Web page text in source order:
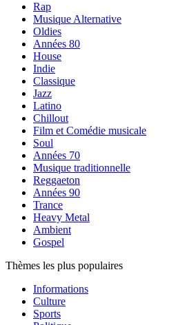
Rap
Musique Alternative
Oldies
Années 80
House
Indie
Classique
Jazz
Latino
Chillout
Film et Comédie musicale
Soul
Années 70
Musique traditionnelle
Reggaeton
Années 90
Trance
Heavy Metal
Ambient
Gospel
Thèmes les plus populaires
Informations
Culture
Sports